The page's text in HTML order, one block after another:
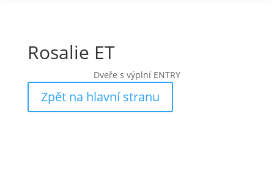
Rosalie ET
Dveře s výplní ENTRY
Zpět na hlavní stranu